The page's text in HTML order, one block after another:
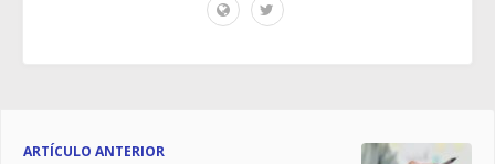
ARTÍCULO ANTERIOR